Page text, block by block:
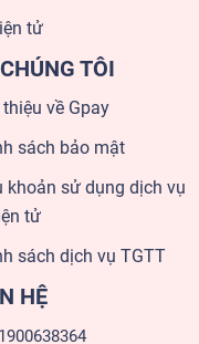
tử
TÔI
thiệu về Gpay
sách bảo mật
khoản sử dụng dịch vụ
tử
sách dịch vụ TGTT
HỆ
1900638364